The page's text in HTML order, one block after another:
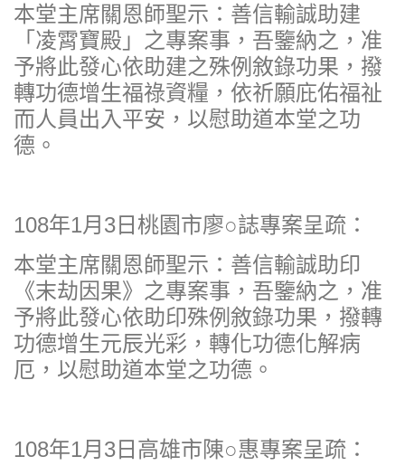
本堂主席關恩師聖示：善信輸誠助建
「凌霄寶殿」之專案事，吾鑒納之，准
予將此發心依助建之殊例敘錄功果，撥
轉功德增生福祿資糧，依祈願庇佑福祉
而人員出入平安，以慰助道本堂之功
德。
108年1月3日桃園市廖○誌專案呈疏：
本堂主席關恩師聖示：善信輸誠助印
《末劫因果》之專案事，吾鑒納之，准
予將此發心依助印殊例敘錄功果，撥轉
功德增生元辰光彩，轉化功德化解病
厄，以慰助道本堂之功德。
108年1月3日高雄市陳○惠專案呈疏：